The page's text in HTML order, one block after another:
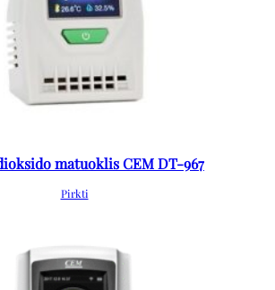
matuoklis CEM DT-967
Pirkti